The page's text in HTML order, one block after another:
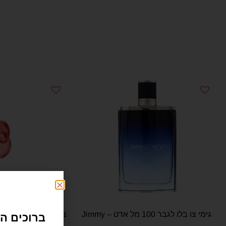
גימי צו בלו לגבר 100 מל אדט – Jimmy
ברוכים